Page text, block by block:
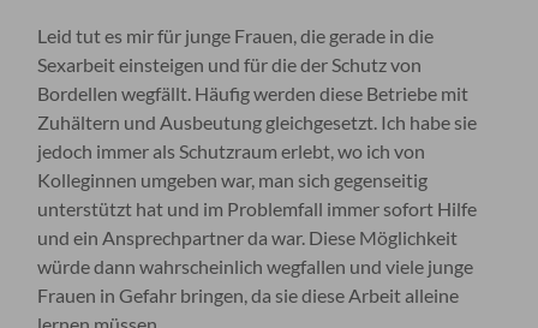
Leid tut es mir für junge Frauen, die gerade in die
Sexarbeit einsteigen und für die der Schutz von
Bordellen wegfällt. Häufig werden diese Betriebe mit
Zuhältern und Ausbeutung gleichgesetzt. Ich habe sie
jedoch immer als Schutzraum erlebt, wo ich von
Kolleginnen umgeben war, man sich gegenseitig
unterstützt hat und im Problemfall immer sofort Hilfe
und ein Ansprechpartner da war. Diese Möglichkeit
würde dann wahrscheinlich wegfallen und viele junge
Frauen in Gefahr bringen, da sie diese Arbeit alleine
lernen müssen.